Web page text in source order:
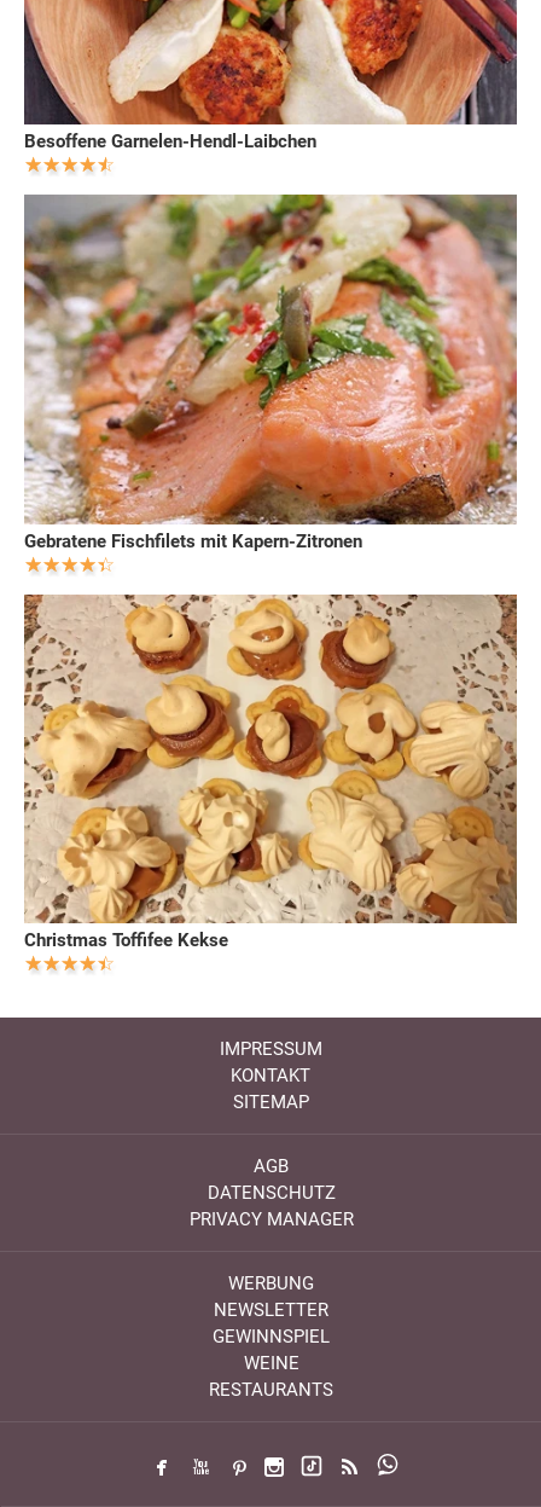
Besoffene Garnelen-Hendl-Laibchen
Gebratene Fischfilets mit Kapern-Zitronen
Christmas Toffifee Kekse
IMPRESSUM
KONTAKT
SITEMAP
AGB
DATENSCHUTZ
PRIVACY MANAGER
WERBUNG
NEWSLETTER
GEWINNSPIEL
WEINE
RESTAURANTS